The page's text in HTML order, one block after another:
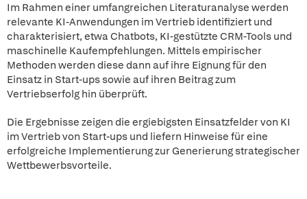
Im Rahmen einer umfangreichen Literaturanalyse werden
relevante KI-Anwendungen im Vertrieb identifiziert und
charakterisiert, etwa Chatbots, KI-gestützte CRM-Tools und
maschinelle Kaufempfehlungen. Mittels empirischer
Methoden werden diese dann auf ihre Eignung für den
Einsatz in Start-ups sowie auf ihren Beitrag zum
Vertriebserfolg hin überprüft.
Die Ergebnisse zeigen die ergiebigsten Einsatzfelder von KI
im Vertrieb von Start-ups und liefern Hinweise für eine
erfolgreiche Implementierung zur Generierung strategischer
Wettbewerbsvorteile.